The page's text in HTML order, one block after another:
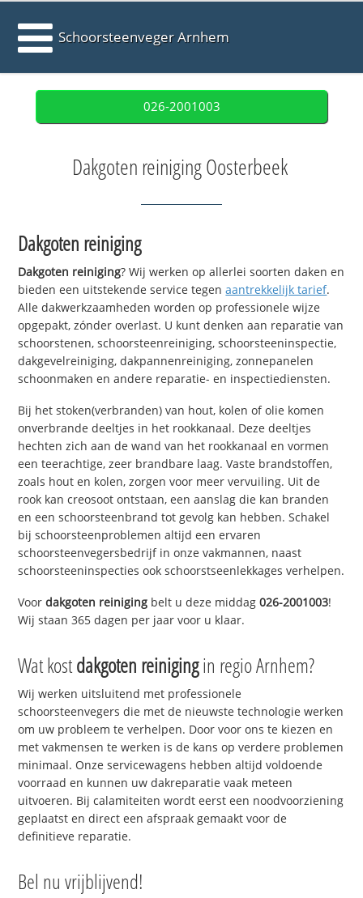
Schoorsteenveger Arnhem
026-2001003
Dakgoten reiniging Oosterbeek
Dakgoten reiniging
Dakgoten reiniging? Wij werken op allerlei soorten daken en
bieden een uitstekende service tegenaantrekkelijk tarief.
Alle dakwerkzaamheden worden op professionele wijze
opgepakt, zónder overlast. U kunt denken aan reparatie van
schoorstenen, schoorsteenreiniging, schoorsteeninspectie,
dakgevelreiniging, dakpannenreiniging, zonnepanelen
schoonmaken en andere reparatie- en inspectiediensten.
Bij het stoken(verbranden) van hout, kolen of olie komen
onverbrande deeltjes in het rookkanaal. Deze deeltjes
hechten zich aan de wand van het rookkanaal en vormen
een teerachtige, zeer brandbare laag. Vaste brandstoffen,
zoals hout en kolen, zorgen voor meer vervuiling. Uit de
rook kan creosoot ontstaan, een aanslag die kan branden
en een schoorsteenbrand tot gevolg kan hebben. Schakel
bij schoorsteenproblemen altijd een ervaren
schoorsteenvegersbedrijf in onze vakmannen, naast
schoorsteeninspecties ook schoorstseenlekkages verhelpen.
Voordakgoten reiniging belt u deze middag026-2001003!
Wij staan 365 dagen per jaar voor u klaar.
Wat kostdakgoten reinigingin regio Arnhem?
Wij werken uitsluitend met professionele
schoorsteenvegers die met de nieuwste technologie werken
om uw probleem te verhelpen. Door voor ons te kiezen en
met vakmensen te werken is de kans op verdere problemen
minimaal. Onze servicewagens hebben altijd voldoende
voorraad en kunnen uw dakreparatie vaak meteen
uitvoeren. Bij calamiteiten wordt eerst een noodvoorziening
geplaatst en direct een afspraak gemaakt voor de
definitieve reparatie.
Bel nu vrijblijvend!